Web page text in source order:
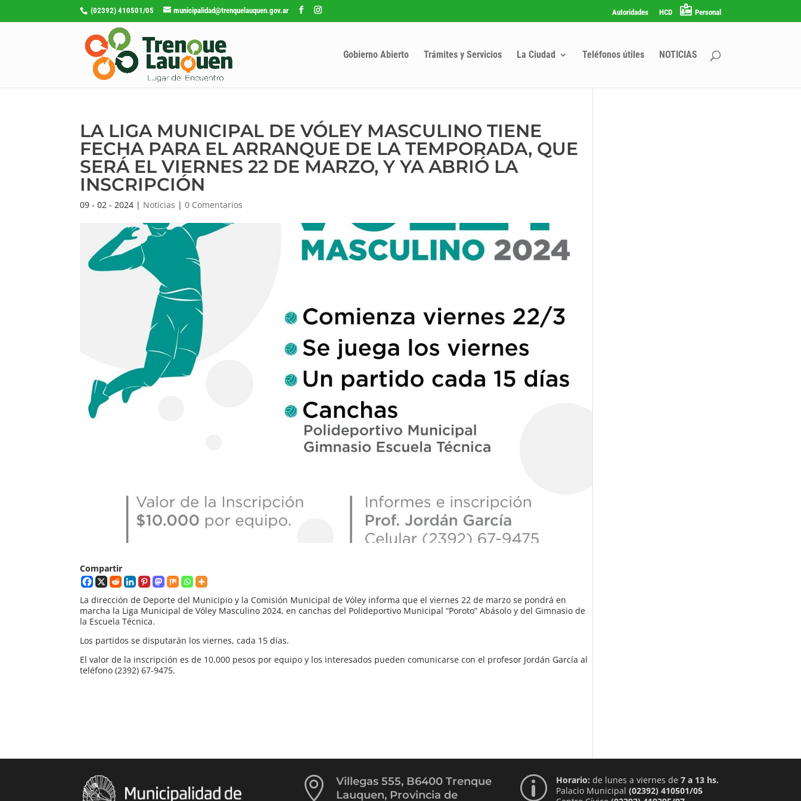
(02392) 410501/05 municipalidad@trenquelauquen.gov.ar Autoridades HCD Personal
Gobierno Abierto Trámites y Servicios La Ciudad Teléfonos útiles NOTICIAS
LA LIGA MUNICIPAL DE VÓLEY MASCULINO TIENE
FECHA PARA EL ARRANQUE DE LA TEMPORADA, QUE
SERÁ EL VIERNES 22 DE MARZO, Y YA ABRIÓ LA
INSCRIPCIÓN
09 - 02 - 2024 | Noticias |0 Comentarios
Compartir
La dirección de Deporte del Municipio y la Comisión Municipal de Vóley informa que el viernes 22 de marzo se pondrá en
marcha la Liga Municipal de Vóley Masculino 2024, en canchas del Polideportivo Municipal “Poroto” Abásolo y del Gimnasio de
la Escuela Técnica.
Los partidos se disputarán los viernes, cada 15 días.
El valor de la inscripción es de 10.000 pesos por equipo y los interesados pueden comunicarse con el profesor Jordán García al
teléfono (2392) 67-9475.

Villegas 555, B6400 Trenque
Lauquen, Provincia de
p Horario: de lunes a viernes de 7 a 13 hs.
Palacio Municipal (02392) 410501/05